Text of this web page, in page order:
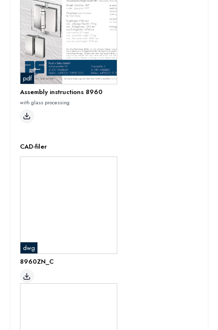
pdf
Assembly instructions 8960
with glass processing
CAD-filer
dwg
8960ZN_C